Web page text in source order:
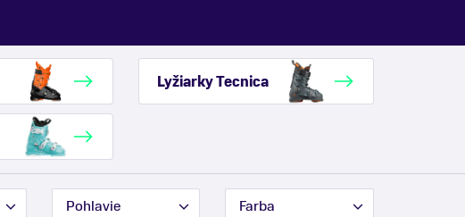
Lyžiarky Tecnica
Pohlavie Farba